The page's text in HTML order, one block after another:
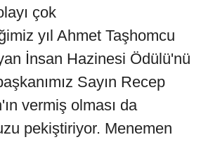
çok
yıl Ahmet Taşhomcu
İnsan Hazinesi Ödülü'nü
Sayın Recep
vermiş olması da
pekiştiriyor. Menemen